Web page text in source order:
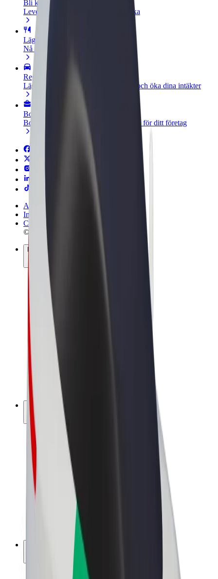
Bli kurir
Leverera mat och få betalt varje vecka
Lägg till restaurang eller butik
Nå fler kunder och öka intäkterna
Registrera dig som åkeriägare
Lägg till ditt åkeri på Bolts plattform och öka dina intäkter
Bolt for Business
Bolts produkter och tjänster anpassade för ditt företag
Allmänna villkor
Integritet
Cookies
© 2026 Bolt Technology OÜ
Produkter
Resor
Scootrar
Bolt Market
Bolt Food
Bolt Drive
Bolt for Business
Elcyklar
Bolt Plus
Tjäna pengar med Bolt
Förares intäkter
Kurirers intäkter
Handlare i Bolt Food